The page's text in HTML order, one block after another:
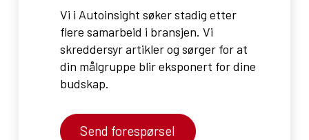
Vi i Autoinsight søker stadig etter
flere samarbeid i bransjen. Vi
skreddersyr artikler og sørger for at
din målgruppe blir eksponert for dine
budskap.
Send forespørsel